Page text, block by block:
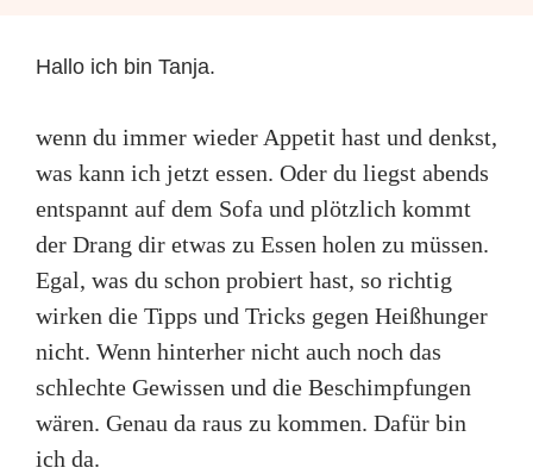
Hallo ich bin Tanja.
wenn du immer wieder Appetit hast und denkst,
was kann ich jetzt essen. Oder du liegst abends
entspannt auf dem Sofa und plötzlich kommt
der Drang dir etwas zu Essen holen zu müssen.
Egal, was du schon probiert hast, so richtig
wirken die Tipps und Tricks gegen Heißhunger
nicht. Wenn hinterher nicht auch noch das
schlechte Gewissen und die Beschimpfungen
wären. Genau da raus zu kommen. Dafür bin
ich da.